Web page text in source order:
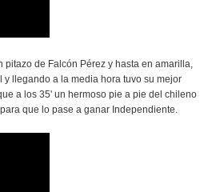
de Falcón Pérez y hasta en amarilla,
llegando a la media hora tuvo su mejor
a los 35' un hermoso pie a pie del chileno
que lo pase a ganar Independiente.